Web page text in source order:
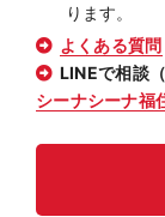
ります。
よくある質問
LINEで相談（
シーナシーナ福